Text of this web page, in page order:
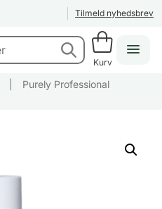
Tilmeld nyhedsbrev
Kurv
Purely Professional